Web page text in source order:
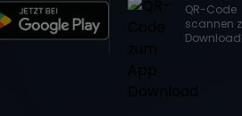
QR-Code
scannen
Download